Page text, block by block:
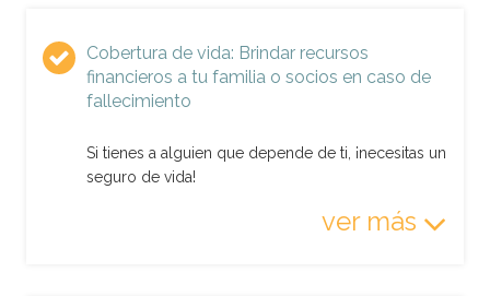
Cobertura de vida: Brindar recursos
financieros a tu familia o socios en caso de
fallecimiento
Si tienes a alguien que depende de ti, ¡necesitas un
seguro de vida!
ver más